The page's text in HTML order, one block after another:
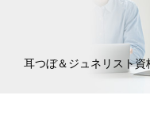
耳つぼ＆ジュネリスト資